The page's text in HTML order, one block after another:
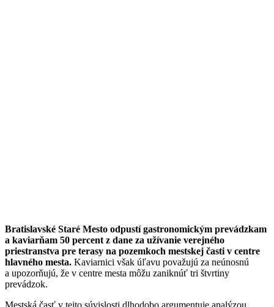
Bratislavské Staré Mesto odpustí gastronomickým prevádzkam
a kaviarňam 50 percent z dane za užívanie verejného
priestranstva pre terasy na pozemkoch mestskej časti v centre
hlavného mesta. Kaviarnici však úľavu považujú za neúnosnú
a upozorňujú, že v centre mesta môžu zaniknúť tri štvrtiny
prevádzok.
Mestská časť v tejto súvislosti dlhodobo argumentuje analýzou